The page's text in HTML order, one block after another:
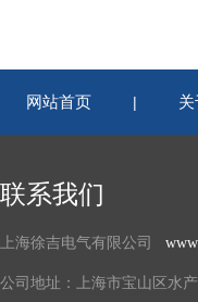
网站首页 |
联系我们
上海徐吉电气有限公司
公司地址：上海市宝山区水